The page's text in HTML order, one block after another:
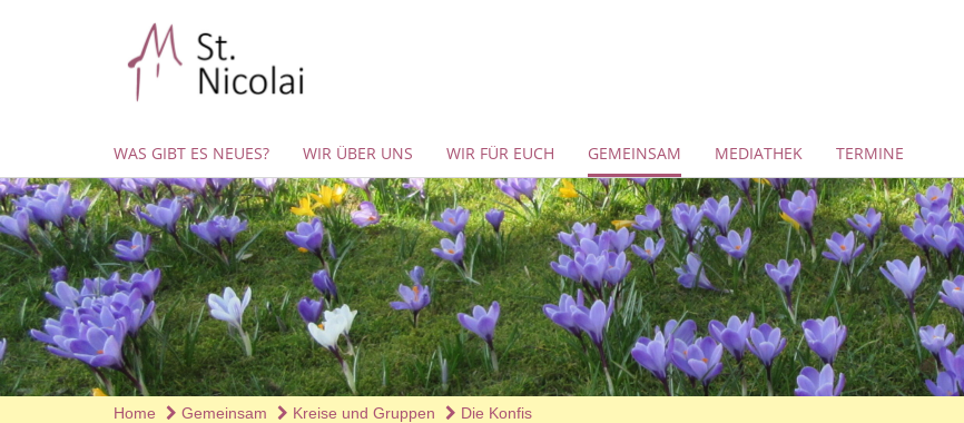
WAS GIBT ES NEUES? WIR ÜBER UNS WIR FÜR EUCH GEMEINSAM MEDIATHEK TERMINE
Home Gemeinsam Kreise und Gruppen Die Konfis